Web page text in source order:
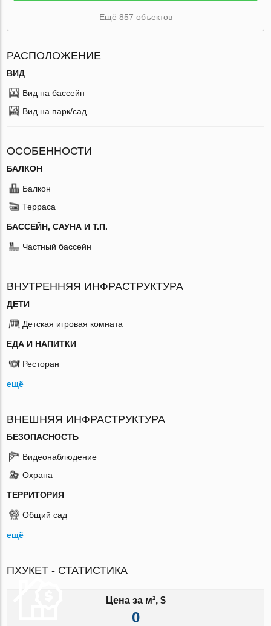
Ещё 857 объектов
РАСПОЛОЖЕНИЕ
ВИД
Вид на бассейн
Вид на парк/сад
ОСОБЕННОСТИ
БАЛКОН
Балкон
Терраса
БАССЕЙН, САУНА И Т.П.
Частный бассейн
ВНУТРЕННЯЯ ИНФРАСТРУКТУРА
ДЕТИ
Детская игровая комната
ЕДА И НАПИТКИ
Ресторан
ещё
ВНЕШНЯЯ ИНФРАСТРУКТУРА
БЕЗОПАСНОСТЬ
Видеонаблюдение
Охрана
ТЕРРИТОРИЯ
Общий сад
ещё
ПХУКЕТ - СТАТИСТИКА
Цена за м², $
0